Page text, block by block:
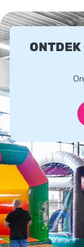
ONTDEK